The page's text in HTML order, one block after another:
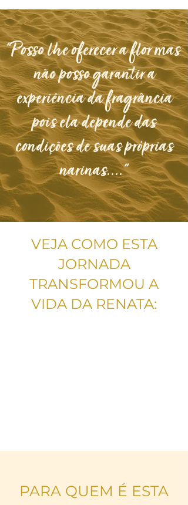
“Posso lhe oferecer a flor mas
não posso garantir a
experiência da fragrância
pois ela depende das
condições de suas próprias
narinas....”
VEJA COMO ESTA
JORNADA
TRANSFORMOU A
VIDA DA RENATA:
PARA QUEM É ESTA